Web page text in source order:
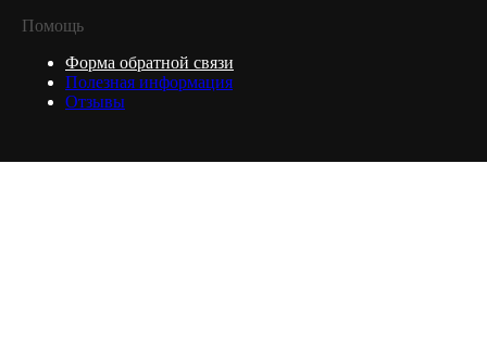
Помощь
Форма обратной связи
Полезная информация
Отзывы